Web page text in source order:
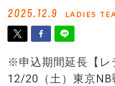
2025.12.9 LADIES
※申込期間延長【レ
12/20（土）東京NB